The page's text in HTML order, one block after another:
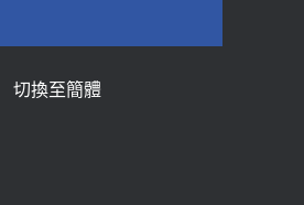
醫：注意5重點可逆轉
切換至簡體